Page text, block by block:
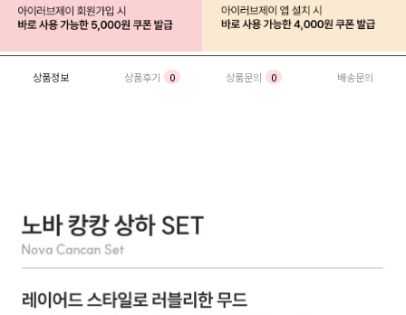
상품정보 상품후기 0 상품문의 0 배송문의